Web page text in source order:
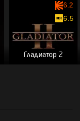
Гладиатор 2
6.2
6.5